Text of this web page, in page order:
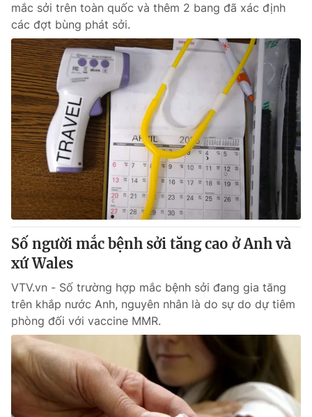
Photo Infographic
Video Shorts video
VTV Money VTV Thể thao
VTV Sức khoẻ Bất động sản
Thị trường 24h Tấm lòng Việt
VTV4 Vươn mình bằng AI
VTV9
Liên hệ tòa soạn English
THỜI BÁO VTV
mắc sởi trên toàn quốc và thêm 2 bang đã xác định
các đợt bùng phát sởi.
Số người mắc bệnh sởi tăng cao ở Anh và
xứ Wales
VTV.vn - Số trường hợp mắc bệnh sởi đang gia tăng
trên khắp nước Anh, nguyên nhân là do sự do dự tiêm
phòng đối với vaccine MMR.